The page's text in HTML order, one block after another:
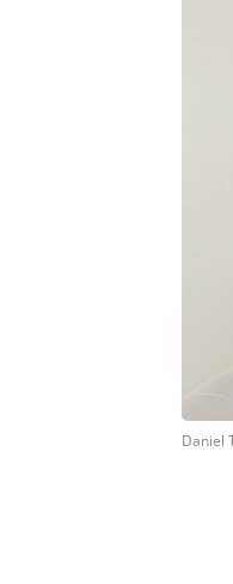
Daniel